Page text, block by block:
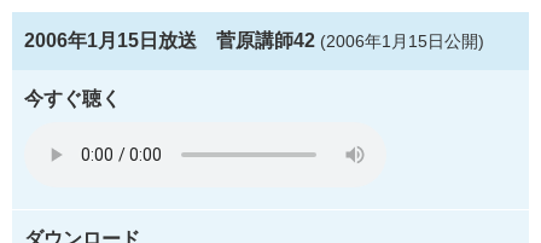
2006年1月15日放送 菅原講師42 (2006年1月15日公開)
今すぐ聴く